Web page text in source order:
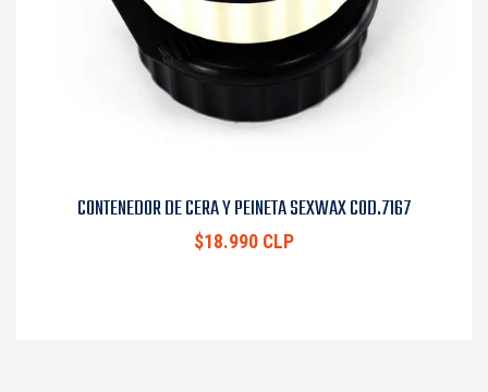
CONTENEDOR DE CERA Y PEINETA SEXWAX COD.7167
$18.990 CLP